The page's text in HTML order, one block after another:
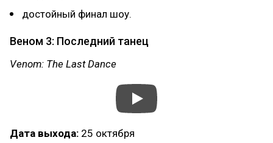
достойный финал шоу.
Веном 3: Последний танец
Venom: The Last Dance
Дата выхода: 25 октября